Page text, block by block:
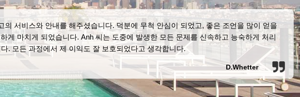
의 서비스와 안내를 해주셨습니다. 덕분에 무척 안심이 되었고, 좋은 조언을 많이 얻을
게 마치게 되었습니다. Anh 씨는 도중에 발생한 모든 문제를 신속하고 능숙하게 처리
. 모든 과정에서 제 이익도 잘 보호되었다고 생각합니다.
D.Whetter